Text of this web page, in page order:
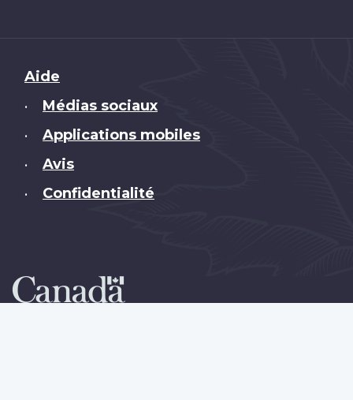
Brand
Aide
• Médias sociaux
• Applications mobiles
• Avis
• Confidentialité